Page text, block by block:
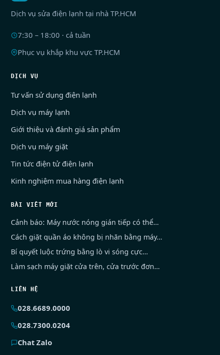
Dịch vụ sửa điện lạnh tại nhà TP.HCM
7:30 – 18:00 · cả tuần
Phục vụ khắp khu vực TP.HCM
DỊCH VỤ
Tư vấn sử dụng điện lạnh
Dịch vụ máy lạnh
Giới thiệu và đánh giá sản phẩm
Dịch vụ máy giặt
Tin tức điện tử điện lạnh
Kinh nghiệm mua hàng điện lạnh
BÀI VIẾT MỚI
Cảnh báo: Máy nước nóng gián tiếp có thể…
Cách giặt quần áo không bị nhăn bằng máy…
Bí quyết luộc trứng bằng lò vi sóng cực…
Làm sạch máy giặt cửa trên, cửa trước đơn…
LIÊN HỆ
028.6689.0000
028.7300.0204
Chat Zalo